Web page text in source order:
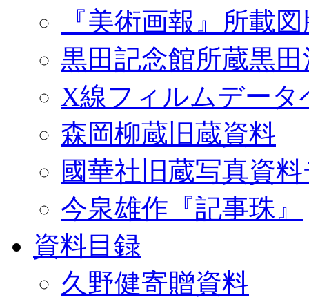
『美術画報』所載
黒田記念館所蔵黒
X線フィルムデータ
森岡柳蔵旧蔵資料
國華社旧蔵写真資
今泉雄作『記事珠』
資料目録
久野健寄贈資料